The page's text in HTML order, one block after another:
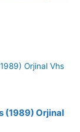
(1989) Orjinal